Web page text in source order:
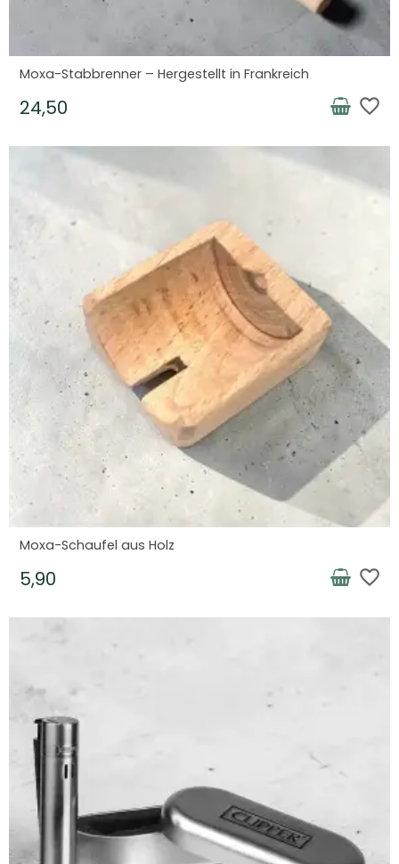
Moxa-Stabbrenner – Hergestellt in Frankreich
24,50 favorite_border
Moxa-Schaufel aus Holz
5,90 favorite_border